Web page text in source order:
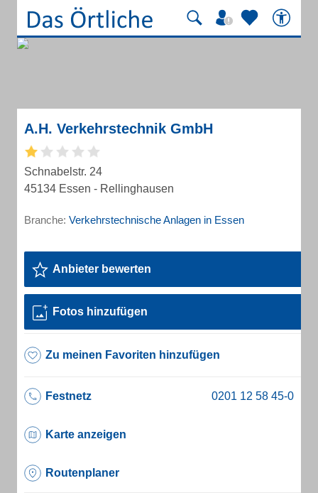
A.H. Verkehrstechnik GmbH
Schnabelstr. 24
45134 Essen - Rellinghausen
Branche: Verkehrstechnische Anlagen in Essen
Anbieter bewerten
Fotos hinzufügen
Zu meinen Favoriten hinzufügen
Festnetz
Karte anzeigen
Routenplaner